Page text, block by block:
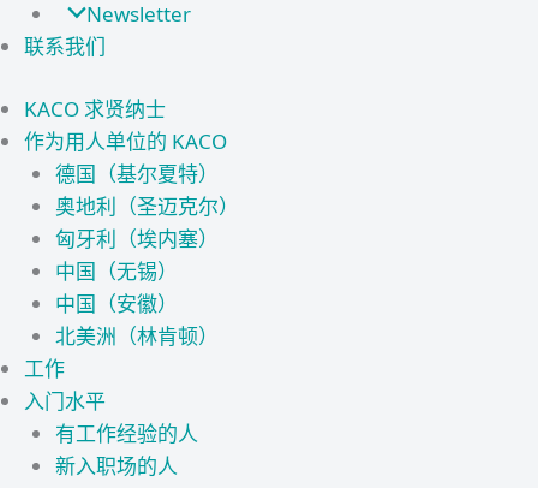
Newsletter
联系我们
KACO 求贤纳士
作为用人单位的 KACO
德国（基尔夏特）
奥地利（圣迈克尔）
匈牙利（埃内塞）
中国（无锡）
中国（安徽）
北美洲（林肯顿）
工作
入门水平
有工作经验的人
新入职场的人